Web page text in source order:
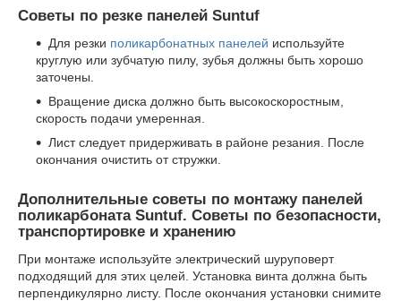
Советы по резке панелей Suntuf
Для резки поликарбонатных панелей используйте
круглую или зубчатую пилу, зубья должны быть хорошо
заточены.
Вращение диска должно быть высокоскоростным,
скорость подачи умеренная.
Лист следует придерживать в районе резания. После
окончания очистить от стружки.
Дополнительные советы по монтажу панелей
поликарбоната Suntuf. Советы по безопасности,
транспортировке и хранению
При монтаже используйте электрический шуруповерт
подходящий для этих целей. Установка винта должна быть
перпендикулярно листу. После окончания установки снимите